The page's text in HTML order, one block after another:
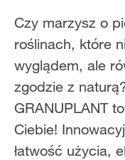
Czy marzysz o
roślinach, które
wyglądem, ale
zgodzie z
GRANUPLANT
Ciebie!
łatwość użycia,